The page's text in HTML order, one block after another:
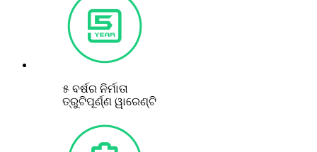
୫ ବର୍ଷର ନିର୍ମାତା
ତ୍ରୁଟିପୂର୍ଣ୍ଣ ୱାରେଣ୍ଟି